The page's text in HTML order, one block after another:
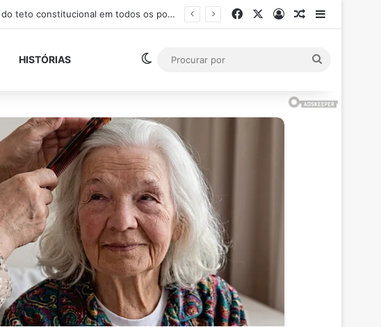
Ministro Flávio Dino suspende pagamento de salários acima do teto constitucional em todos os poderes FacebookEntrarArtigoBarra
HISTÓRIAS Switch skin